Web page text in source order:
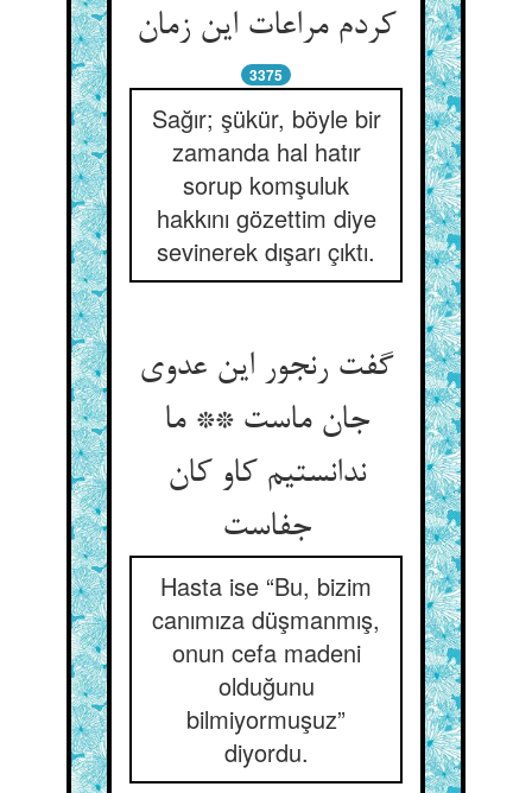
3375
Sağır; şükür, böyle bir
zamanda hal hatır
sorup komşuluk
hakkını gözettim diye
sevinerek dışarı çıktı.
گفت رنجور این عدوی
جان ماست ** ما
ندانستیم کاو کان
جفاست‌‌
Hasta ise “Bu, bizim
canımıza düşmanmış,
onun cefa madeni
olduğunu
bilmiyormuşuz”
diyordu.